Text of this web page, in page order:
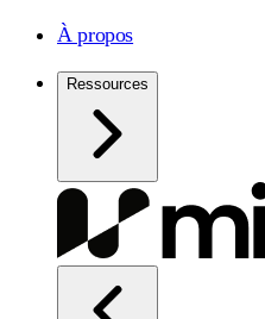
À propos
Ressources